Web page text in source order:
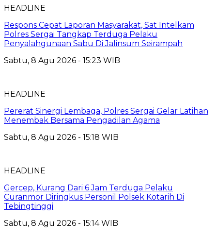
HEADLINE
Respons Cepat Laporan Masyarakat, Sat Intelkam
Polres Sergai Tangkap Terduga Pelaku
Penyalahgunaan Sabu Di Jalinsum Seirampah
Sabtu, 8 Agu 2026 - 15:23 WIB
HEADLINE
Pererat Sinergi Lembaga, Polres Sergai Gelar Latihan
Menembak Bersama Pengadilan Agama
Sabtu, 8 Agu 2026 - 15:18 WIB
HEADLINE
Gercep, Kurang Dari 6 Jam Terduga Pelaku
Curanmor Diringkus Personil Polsek Kotarih Di
Tebingtinggi
Sabtu, 8 Agu 2026 - 15:14 WIB